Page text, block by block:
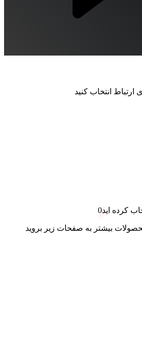
ارتباط انتخاب کنید
کرده اید0
بیشتر به صفحات زیر بروید